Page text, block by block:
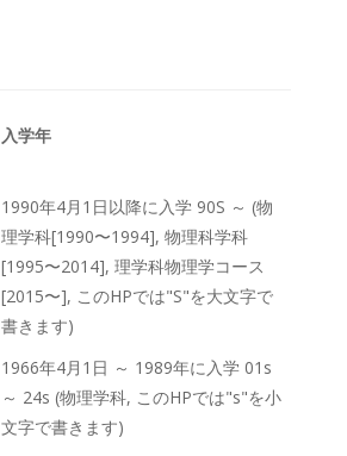
入学年
1990年4月1日以降に入学 90S ～ (物
理学科[1990〜1994], 物理科学科
[1995〜2014], 理学科物理学コース
[2015〜], このHPでは"S"を大文字で
書きます)
1966年4月1日 ～ 1989年に入学 01s
～ 24s (物理学科, このHPでは"s"を小
文字で書きます)